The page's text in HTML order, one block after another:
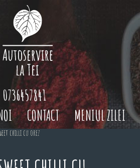
CONTACT MENIUL ZILEI
0736457841
chilli cu orez